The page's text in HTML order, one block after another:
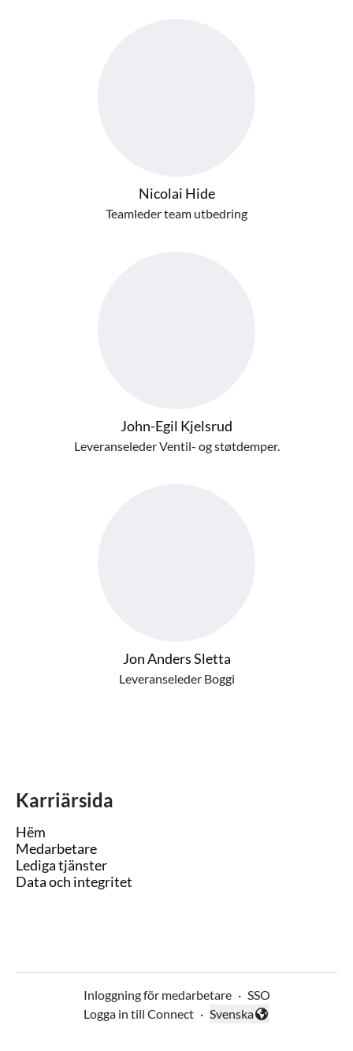
Nicolai Hide
Teamleder team utbedring
John-Egil Kjelsrud
Leveranseleder Ventil- og støtdemper.
Jon Anders Sletta
Leveranseleder Boggi
Karriärsida
Hëm
Medarbetare
Lediga tjänster
Data och integritet
Inloggning för medarbetare · SSO
Logga in till Connect ·
Byt språk
Svenska